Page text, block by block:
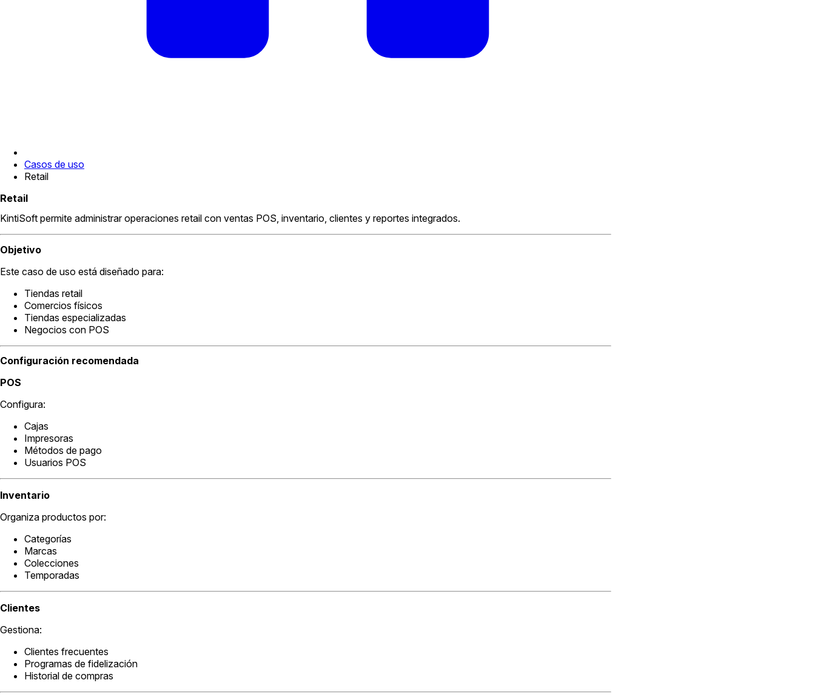
Casos de uso
Retail
Retail
KintiSoft permite administrar operaciones retail con ventas POS, inventario, clientes y reportes integrados.
Objetivo
Este caso de uso está diseñado para:
Tiendas retail
Comercios físicos
Tiendas especializadas
Negocios con POS
Configuración recomendada
POS
Configura:
Cajas
Impresoras
Métodos de pago
Usuarios POS
Inventario
Organiza productos por:
Categorías
Marcas
Colecciones
Temporadas
Clientes
Gestiona:
Clientes frecuentes
Programas de fidelización
Historial de compras